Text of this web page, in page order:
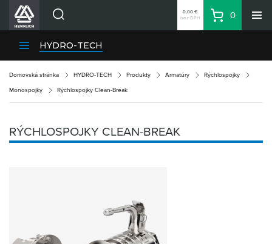
Divízie HENNLICH
Kariéra
O firme
Kontakty
Partner
0,00 €
bez DPH
Košík
0
HYDRO-TECH
Domovská stránka HYDRO-TECH Produkty Armatúry Rýchlospojky
Monospojky Rýchlospojky Clean-Break
RÝCHLOSPOJKY CLEAN-BREAK